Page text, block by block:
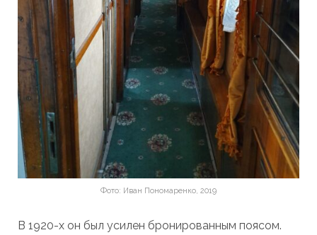
Фото: Иван Пономаренко, 2019
В 1920-х он был усилен бронированным поясом.